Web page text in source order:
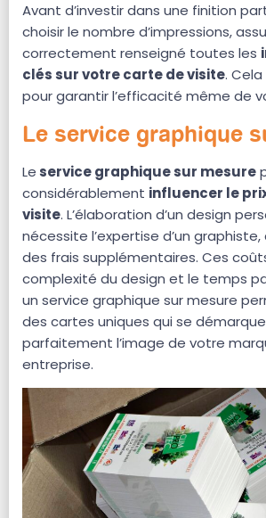
Avant d’investir dans une finition
choisir le nombre d’impressions,
correctement renseigné toutes les
clés sur votre carte de visite.
pour garantir l’efficacité même de
Le service graphique
Le service graphique sur mesure
considérablement influencer le
visite. L’élaboration d’un design
nécessite l’expertise d’un
des frais supplémentaires. Ces
complexité du design et le temps
un service graphique sur mesure
des cartes uniques qui se
parfaitement l’image de votre
entreprise.